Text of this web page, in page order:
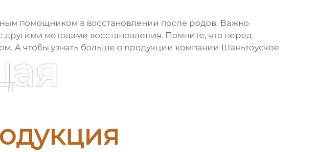
помощником в восстановлении после родов. Важно
другими методами восстановления. Помните, что перед
А чтобы узнать больше о продукции компании Шаньтоуское